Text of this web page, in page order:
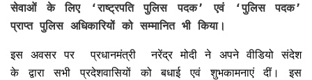
सेवाओं के लिए ‘राष्ट्रपति पुलिस पदक’ एवं ‘पुलिस पदक’
प्राप्त पुलिस अधिकारियों को सम्मानित भी किया।
इस अवसर पर प्रधानमंत्री नरेंद्र मोदी ने अपने वीडियो संदेश
के द्वारा सभी प्रदेशवासियों को बधाई एवं शुभकामनाएं दीं। इस